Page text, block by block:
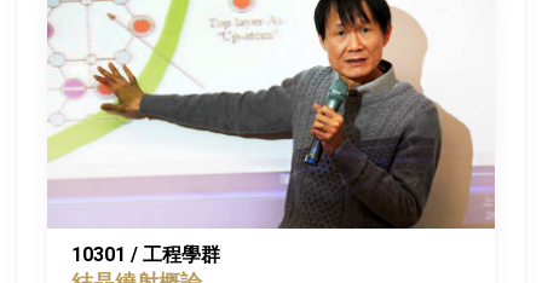
10301 / 工程學群